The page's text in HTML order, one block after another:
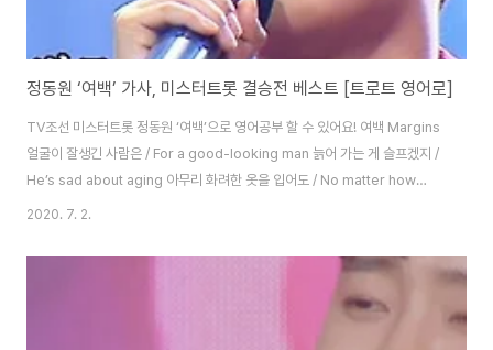
정동원 ‘여백’ 가사, 미스터트롯 결승전 베스트 [트로트 영어로]
TV조선 미스터트롯 정동원 ‘여백’으로 영어공부 할 수 있어요! 여백 Margins
얼굴이 잘생긴 사람은 / For a good-looking man 늙어 가는 게 슬프겠지 /
He’s sad about aging 아무리 화려한 옷을 입어도 / No matter how
fancy your clothes are 저녁이면 벗게 되니까 / You take it off in the
인생에 훈장이고 / Are a medal of my long, long life 마음에 주름이 있는
건 / The wrinkles on my heart 버리지 못한 욕심에 흔적 / Are traces of
2020. 7. 2.